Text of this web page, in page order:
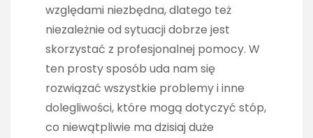
względami niezbędna, dlatego też
niezależnie od sytuacji dobrze jest
skorzystać z profesjonalnej pomocy. W
ten prosty sposób uda nam się
rozwiązać wszystkie problemy i inne
dolegliwości, które mogą dotyczyć stóp,
co niewątpliwie ma dzisiaj duże